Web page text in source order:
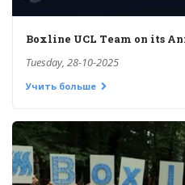
Boxline UCL Team on its
Tuesday, 28-10-2025
Учить больше